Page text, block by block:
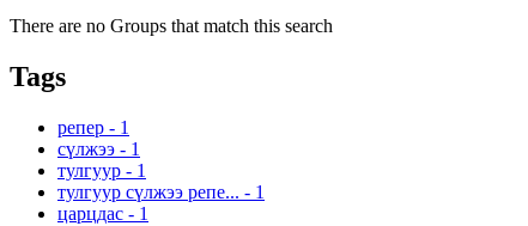
There are no Groups that match this search
Tags
репер - 1
сүлжээ - 1
тулгуур - 1
тулгуур сүлжээ репе... - 1
царцдас - 1